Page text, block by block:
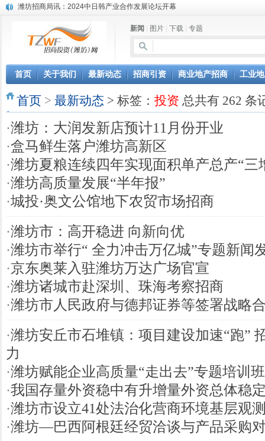
潍坊招商局讯：2024中日韩产业合作发展论坛开幕
潍坊市招商局转：潍坊港入选国家级5G工厂
格润麦尔高端淀粉预混料智能制造项目顺利通过验收
潍坊招商局转：潍坊历史名人--燕肃
香港上市公司投资信息
欢聚潍坊·2024青岛啤酒 畅享节今晚启幕
第三届全球数字贸易博览会在浙江杭州开幕
潍坊市招商局转：高密扑灰年画
新闻 图片 下载 专题
首页 关于我们 最新动态 招商引资 商业地产招商 工业
首页 > 最新动态 > 标签： 投资 总共有 262 条
·潍坊：大润发新店预计11月份开业
·盒马鲜生落户潍坊高新区
·潍坊夏粮连续四年实现面积单产总产“三
·潍坊高质量发展“半年报”
·城投·奥文公馆地下农贸市场招商
·潍坊市：高开稳进 向新向优
·潍坊市举行“ 全力冲击万亿城”专题新闻
·京东奥莱入驻潍坊万达广场官宣
·潍坊诸城市赴深圳、珠海考察招商
·潍坊市人民政府与德邦证券等签署战略
·潍坊安丘市石堆镇：项目建设加速“跑”
力
·潍坊赋能企业高质量“走出去”专题培训
·我国存量外资稳中有升增量外资总体稳
·潍坊市设立41处法治化营商环境基层观
·潍坊—巴西阿根廷经贸洽谈与产品采购